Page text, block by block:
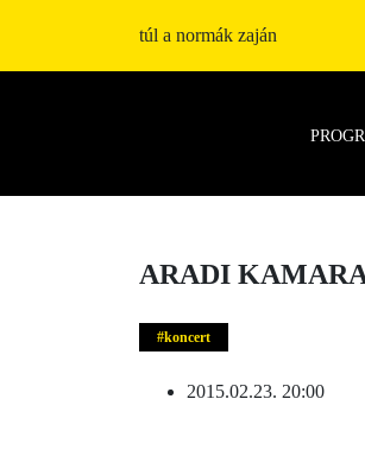
túl a normák zaján
ARADI
koncert
2015.02.23. 20:00